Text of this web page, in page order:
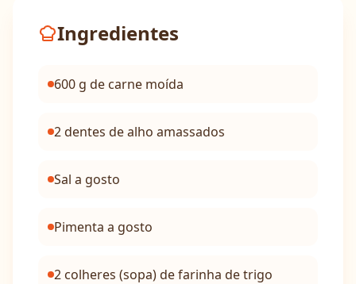
Ingredientes
600 g de carne moída
2 dentes de alho amassados
Sal a gosto
Pimenta a gosto
2 colheres (sopa) de farinha de trigo